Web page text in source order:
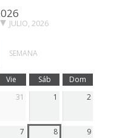
JULIO, 2026
SEMANA
Vie Sáb
Dom
31 1 2
7 8 9